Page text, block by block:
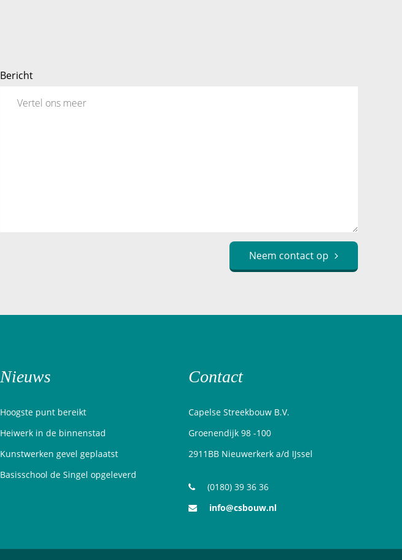
Bericht
Neem contact op
Nieuws
Hoogste punt bereikt
Heiwerk in de binnenstad
Kunstwerken gevel geplaatst
Basisschool de Singel opgeleverd
Contact
Capelse Streekbouw B.V.
Groenendijk 98 -100
2911BB Nieuwerkerk a/d IJssel
(0180) 39 36 36
info@csbouw.nl